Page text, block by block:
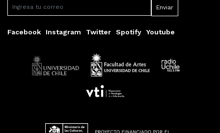
Facebook Instagram Twitter Spotify Youtube